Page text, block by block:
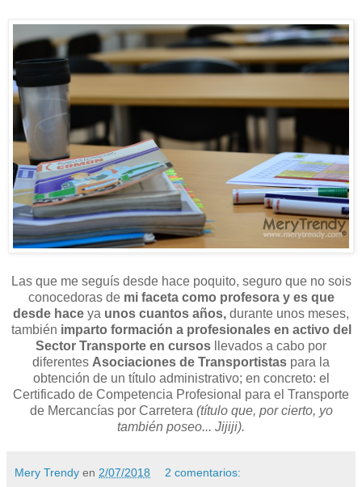
Las que me seguís desde hace poquito, seguro que no sois
conocedoras demi faceta como profesora y es que
desde hace ya unos cuantos años, durante unos meses,
también imparto formación a profesionales en activo del
Sector Transporte en cursos llevados a cabo por
diferentes Asociaciones de Transportistas para la
obtención de un título administrativo; en concreto: el
Certificado de Competencia Profesional para el Transporte
de Mercancías por Carretera (título que, por cierto, yo
también poseo... Jijiji).
Mery Trendy en 2/07/2018 2 comentarios: